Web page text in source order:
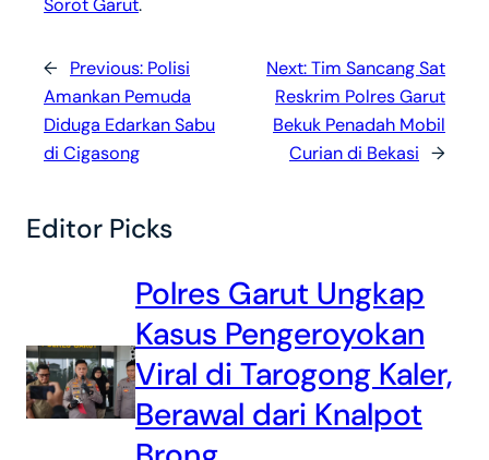
← Previous: Polisi
Amankan Pemuda
Diduga Edarkan Sabu
di Cigasong
Next:Tim Sancang Sat
Reskrim Polres Garut
Bekuk Penadah Mobil
Curian di Bekasi →
Editor Picks
Polres Garut Ungkap
Kasus Pengeroyokan
Viral di Tarogong Kaler,
Berawal dari Knalpot